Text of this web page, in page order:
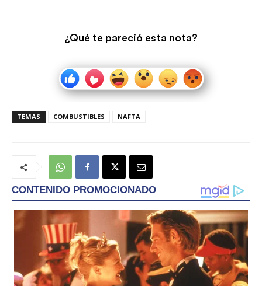
¿Qué te pareció esta nota?
TEMAS COMBUSTIBLES NAFTA